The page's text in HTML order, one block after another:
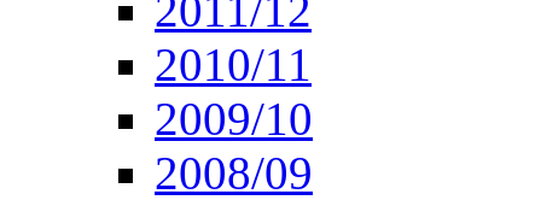
2010/11
2009/10
2008/09